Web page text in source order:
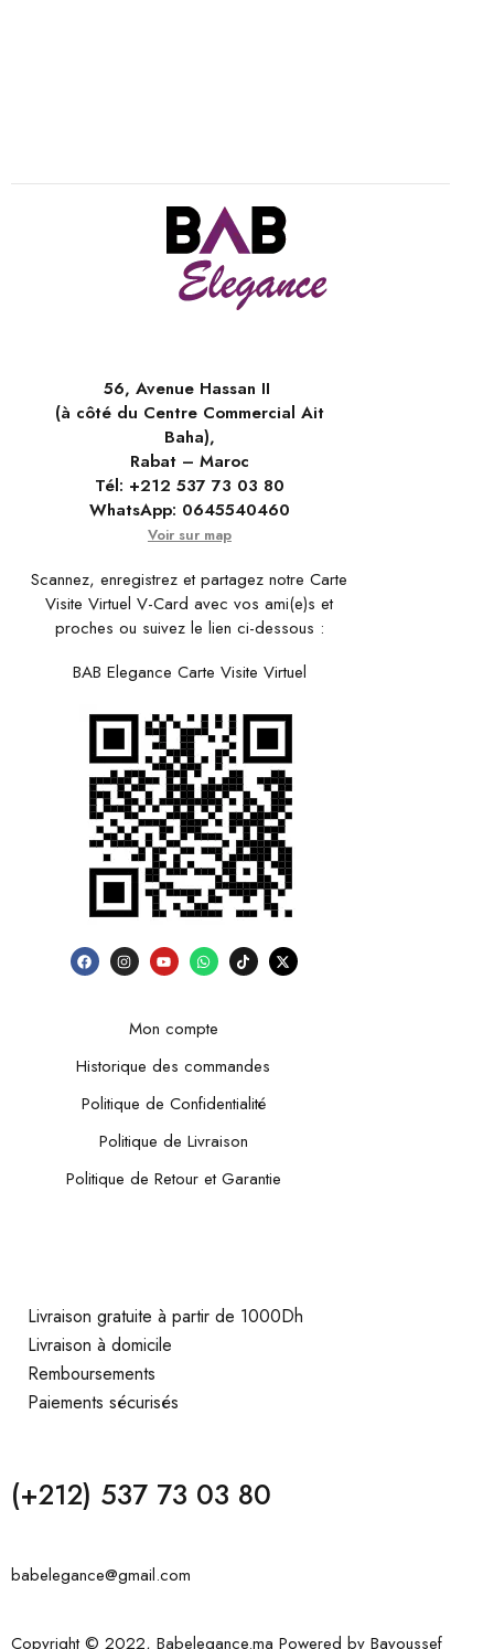
56, Avenue Hassan II
(à côté du Centre Commercial Ait
Baha),
Rabat – Maroc
Tél: +212 537 73 03 80
WhatsApp: 0645540460
Voir sur map
Scannez, enregistrez et partagez notre Carte
Visite Virtuel V-Card avec vos ami(e)s et
proches ou suivez le lien ci-dessous :
BAB Elegance Carte Visite Virtuel
Mon compte
Historique des commandes
Politique de Confidentialité
Politique de Livraison
Politique de Retour et Garantie
Livraison gratuite à partir de 1000Dh
Livraison à domicile
Remboursements
Paiements sécurisés
(+212) 537 73 03 80
babelegance@gmail.com
Copyright © 2022, Babelegance.ma Powered by Bayoussef